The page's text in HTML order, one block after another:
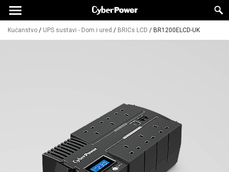
Kućanstvo / UPS sustavi - Dom i ured / BRICs LCD / BR1200ELCD-UK